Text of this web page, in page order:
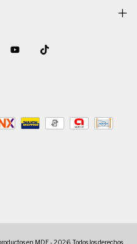
en MDF - 2026. Todos los derechos